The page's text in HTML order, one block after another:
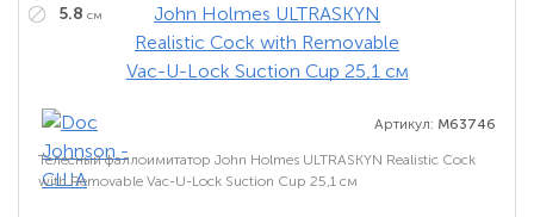
5.8 см
Артикул: M63746
Телесный фаллоимитатор John Holmes ULTRASKYN Realistic Cock
with Removable Vac-U-Lock Suction Cup 25,1 см